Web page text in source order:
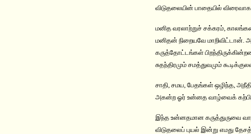
விடுதலையின் பாதையில்
மனித வரலாற்றுச் சக்கரம்,
மனிதன் நிறையவே
கருத்தோட்டங்கள்
சுதந்திரமும் சமத்துவமும்
சாதி, சமய, பேதங்கள் ஒழிந்த,
அகன்ற ஓர் உன்னத வாழ்வைக்
இந்த உன்னதமான கருத்துருவை
விடுதலைப் புயல் இன்று எமது